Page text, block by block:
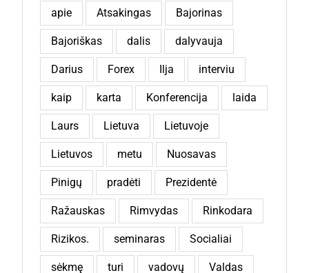
apie Atsakingas Bajorinas
Bajoriškas dalis dalyvauja
Darius Forex Ilja interviu
kaip karta Konferencija laida
Laurs Lietuva Lietuvoje
Lietuvos metu Nuosavas
Pinigų pradėti Prezidentė
Ražauskas Rimvydas Rinkodara
Rizikos. seminaras Socialiai
sėkmę turi vadovų Valdas